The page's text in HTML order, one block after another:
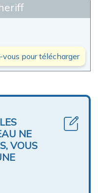
vous pour télécharger
NE
VOUS